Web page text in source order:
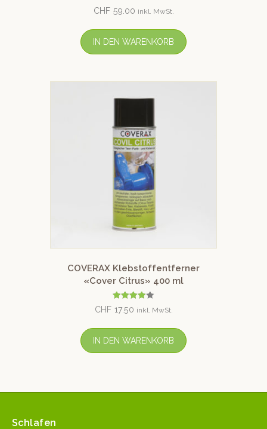
CHF 59.00 inkl. MwSt.
IN DEN WARENKORB
COVERAX Klebstoffentferner
«Cover Citrus» 400 ml
Bewertet
mit
von 5
CHF 17.50 inkl. MwSt.
IN DEN WARENKORB
Schlafen